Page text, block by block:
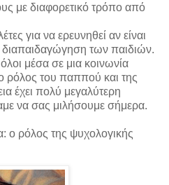
με διαφορετικό τρόπο από
για να ερευνηθεί αν είναι
διαπαιδαγώγηση των παιδιών.
μέσα σε μια κοινωνία
ρόλος του παππού και της
έχει πολύ μεγαλύτερη
να σας μιλήσουμε σήμερα.
ο ρόλος της ψυχολογικής